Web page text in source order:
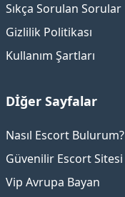
Sıkça Sorulan Sorular
Gizlilik Politikası
Kullanım Şartları
Dİğer Sayfalar
Nasıl Escort Bulurum?
Güvenilir Escort Sitesi
Vip Avrupa Bayan